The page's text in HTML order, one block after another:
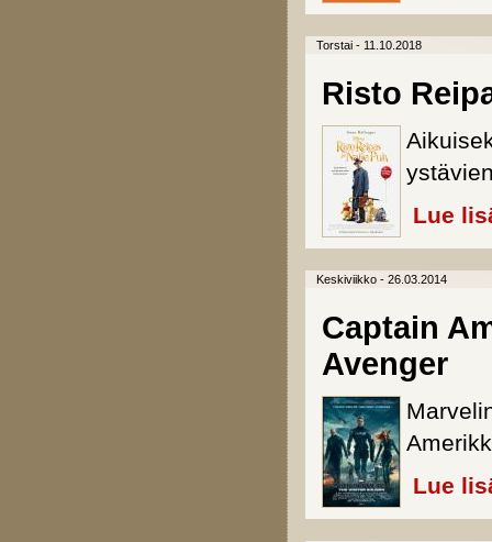
Torstai - 11.10.2018
Risto
Lue
Keskiviikko - 26.03.2014
Captain
Avenger
Lue